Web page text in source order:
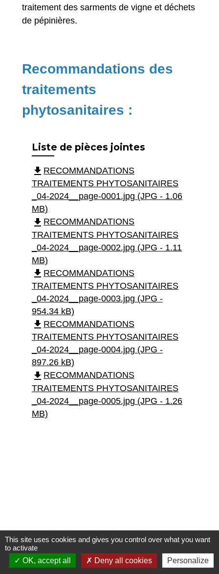
traitement des sarments de vigne et déchets
de pépinières.
Recommandations des
traitements
phytosanitaires :
Liste de pièces jointes
file_download RECOMMANDATIONS
TRAITEMENTS PHYTOSANITAIRES
_04-2024__page-0001.jpg (JPG - 1.06
MB)
file_download RECOMMANDATIONS
TRAITEMENTS PHYTOSANITAIRES
_04-2024__page-0002.jpg (JPG - 1.11
MB)
file_download RECOMMANDATIONS
TRAITEMENTS PHYTOSANITAIRES
_04-2024__page-0003.jpg (JPG -
954.34 kB)
file_download RECOMMANDATIONS
TRAITEMENTS PHYTOSANITAIRES
_04-2024__page-0004.jpg (JPG -
897.26 kB)
file_download RECOMMANDATIONS
TRAITEMENTS PHYTOSANITAIRES
_04-2024__page-0005.jpg (JPG - 1.26
MB)
This site uses cookies and gives you control over what you want
to activate
OK, accept all
Deny all cookies Personalize